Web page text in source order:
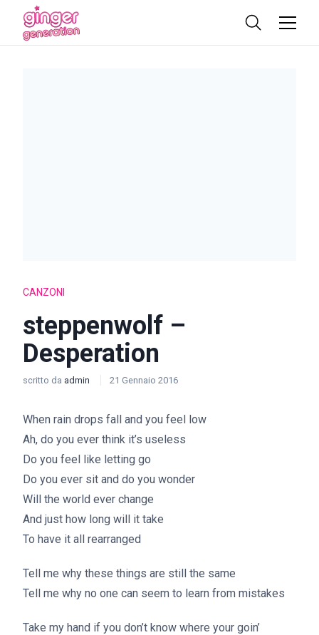
CANZONI
steppenwolf –
Desperation
scritto da admin 21 Gennaio 2016
When rain drops fall and you feel low
Ah, do you ever think it’s useless
Do you feel like letting go
Do you ever sit and do you wonder
Will the world ever change
And just how long will it take
To have it all rearranged
Tell me why these things are still the same
Tell me why no one can seem to learn from mistakes
Take my hand if you don’t know where your goin’